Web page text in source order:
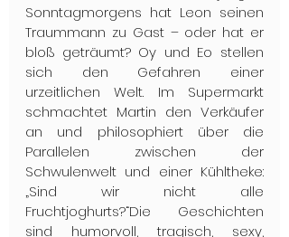
Sonntagmorgens hat Leon seinen
Traummann zu Gast – oder hat er
bloß geträumt? Oy und Eo stellen
sich den Gefahren einer
urzeitlichen Welt. Im Supermarkt
schmachtet Martin den Verkäufer
an und philosophiert über die
Parallelen zwischen der
Schwulenwelt und einer Kühltheke:
„Sind wir nicht alle
Fruchtjoghurts?“Die Geschichten
sind humorvoll, tragisch, sexy,